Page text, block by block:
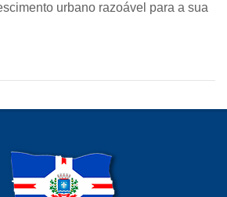
urbano razoável para a sua